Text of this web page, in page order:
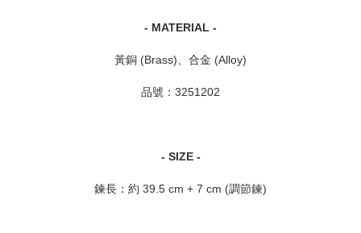
- MATERIAL -
黃銅 (Brass)、合金 (Alloy)
品號：3251202
- SIZE -
鍊長：約 39.5 cm + 7 cm (調節鍊)